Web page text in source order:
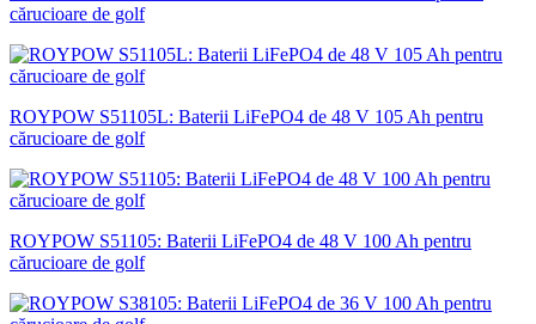
cărucioare de golf
ROYPOW S51105L: Baterii LiFePO4 de 48 V 105 Ah pentru
cărucioare de golf
ROYPOW S51105: Baterii LiFePO4 de 48 V 100 Ah pentru
cărucioare de golf